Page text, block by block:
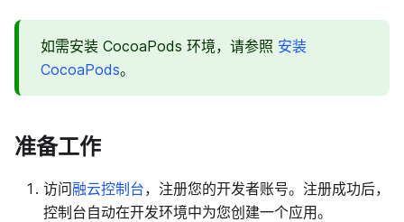
如需安装 CocoaPods 环境，请参照 安装
CocoaPods。
准备工作
访问融云控制台，注册您的开发者账号。注册成功后，
控制台自动在开发环境中为您创建一个应用。